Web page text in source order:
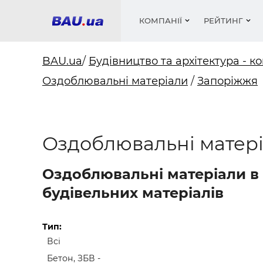
КОМПАНІЇ
Фарби,
РЕЙТИНГ
Медіа
BAU.ua/ Будівництво та архітектура -
Оздоблювальні матеріали / Запоріжжя
Оздоблювальні
Оздоблювальні матеріали
будівельних матеріалів
Тип:
Всі
Бетон, ЗБВ -